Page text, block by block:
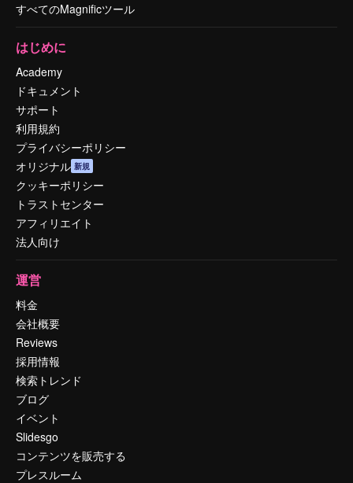
すべてのMagnificツール
はじめに
Academy
ドキュメント
サポート
利用規約
プライバシーポリシー
オリジナル 新規
クッキーポリシー
トラストセンター
アフィリエイト
法人向け
運営
料金
会社概要
Reviews
採用情報
検索トレンド
ブログ
イベント
Slidesgo
コンテンツを販売する
プレスルーム